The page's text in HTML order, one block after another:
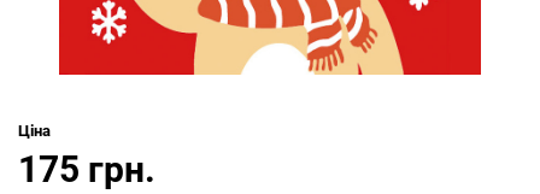
Ціна
175 грн.